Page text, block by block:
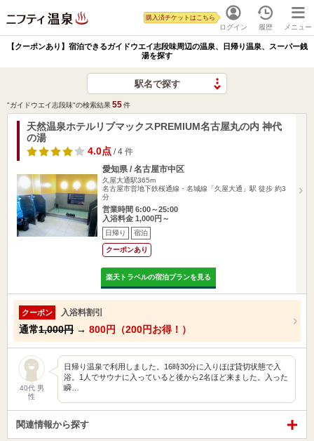
ログイン
購入済チケットはこちら
履歴 メニュー
【クーポンあり】宿泊できるガイドウエイ志段味周辺の温泉、日帰り温泉、スーパー銭
湯を探す
駅名で探す
"ガイドウエイ志段味"の検索結果55件
天然温泉ホテルリブマックスPREMIUM名古屋丸の内 神代
の湯
4.0点 / 4 件
愛知県 / 名古屋市中区
久屋大通駅365m
名古屋市営地下鉄桜通線・名城線「久屋大通」駅 徒歩 約3
分
営業時間 6:00～25:00
入浴料金 1,000円～
日帰り 宿泊
クーポンあり
楽天トラベルの宿泊プランを見る
クーポン 入浴料割引
通常1,000円 → 800円（200円お得！）
40代 男
性
日帰り温泉で利用しました。16時30分に入りほぼ貸切状態で入
浴。1人でサウナに入っていると後から2名ほど来ました。入った
瞬…
関連情報から探す